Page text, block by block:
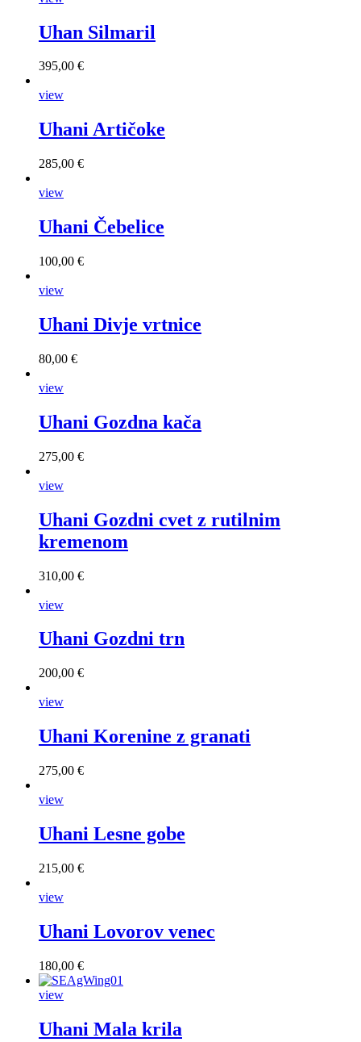
Uhan Silmaril
395,00 €
view
Uhani Artičoke
285,00 €
view
Uhani Čebelice
100,00 €
view
Uhani Divje vrtnice
80,00 €
view
Uhani Gozdna kača
275,00 €
view
Uhani Gozdni cvet z rutilnim
kremenom
310,00 €
view
Uhani Gozdni trn
200,00 €
view
Uhani Korenine z granati
275,00 €
view
Uhani Lesne gobe
215,00 €
view
Uhani Lovorov venec
180,00 €
view
Uhani Mala krila